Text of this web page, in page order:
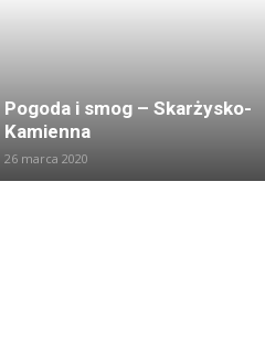
Pogoda i smog – Skarżysko-
Kamienna
26 marca 2020